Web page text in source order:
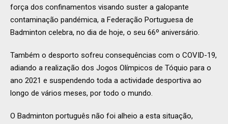
força dos confinamentos visando suster a galopante
contaminação pandémica, a Federação Portuguesa de
Badminton celebra, no dia de hoje, o seu 66º aniversário.
Também o desporto sofreu consequências com o COVID-19,
adiando a realização dos Jogos Olímpicos de Tóquio para o
ano 2021 e suspendendo toda a actividade desportiva ao
longo de vários meses, por todo o mundo.
O Badminton português não foi alheio a esta situação,